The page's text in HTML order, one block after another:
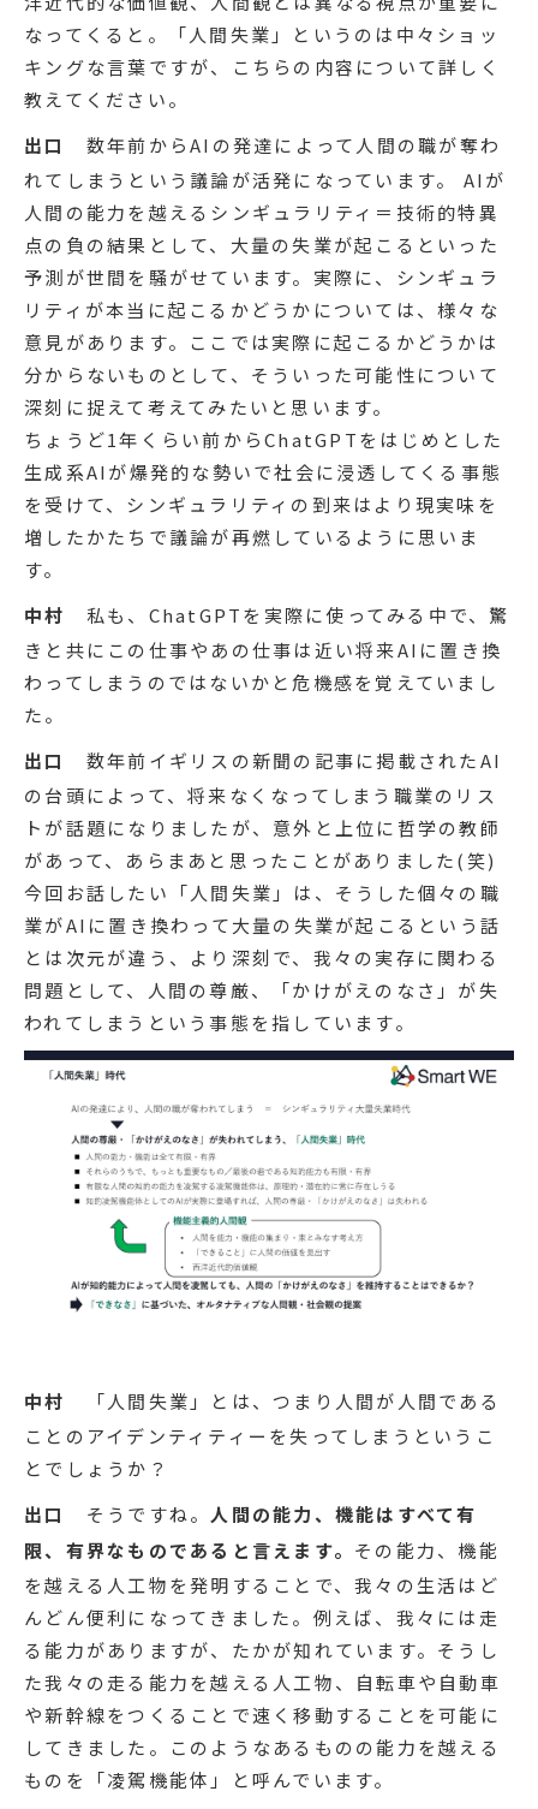
なってくると。「人間失業」というのは中々ショッ
キングな言葉ですが、こちらの内容について詳しく
教えてください。
出口
数年前からAIの発達によって人間の職が奪わ
れてしまうという議論が活発になっています。 AIが
人間の能力を越えるシンギュラリティ＝技術的特異
点の負の結果として、大量の失業が起こるといった
予測が世間を騒がせています。実際に、シンギュラ
リティが本当に起こるかどうかについては、様々な
意見があります。ここでは実際に起こるかどうかは
分からないものとして、そういった可能性について
深刻に捉えて考えてみたいと思います。
ちょうど1年くらい前からChatGPTをはじめとした
生成系AIが爆発的な勢いで社会に浸透してくる事態
を受けて、シンギュラリティの到来はより現実味を
増したかたちで議論が再燃しているように思いま
す。
中村
私も、ChatGPTを実際に使ってみる中で、驚
きと共にこの仕事やあの仕事は近い将来AIに置き換
わってしまうのではないかと危機感を覚えていまし
た。
出口
数年前イギリスの新聞の記事に掲載されたAI
の台頭によって、将来なくなってしまう職業のリス
トが話題になりましたが、意外と上位に哲学の教師
があって、あらまあと思ったことがありました(笑)
今回お話したい「人間失業」は、そうした個々の職
業がAIに置き換わって大量の失業が起こるという話
とは次元が違う、より深刻で、我々の実存に関わる
問題として、人間の尊厳、「かけがえのなさ」が失
われてしまうという事態を指しています。
中村
「人間失業」とは、つまり人間が人間である
ことのアイデンティティーを失ってしまうというこ
とでしょうか？
出口
そうですね。 人間の能力、機能はすべて有
限、有界なものであると言えます。 その能力、機能
を越える人工物を発明することで、我々の生活はど
んどん便利になってきました。例えば、我々には走
る能力がありますが、たかが知れています。そうし
た我々の走る能力を越える人工物、自転車や自動車
や新幹線をつくることで速く移動することを可能に
してきました。このようなあるものの能力を越える
ものを「凌駕機能体」と呼んでいます。